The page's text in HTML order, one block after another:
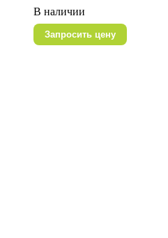
В наличии
Запросить цену